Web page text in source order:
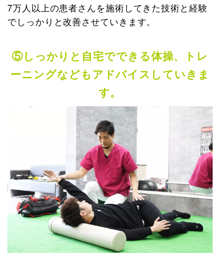
7万人以上の患者さんを施術してきた技術と経験
でしっかりと改善させていきます。
⑤しっかりと自宅でできる体操、トレ
ーニングなどもアドバイスしていきま
す。